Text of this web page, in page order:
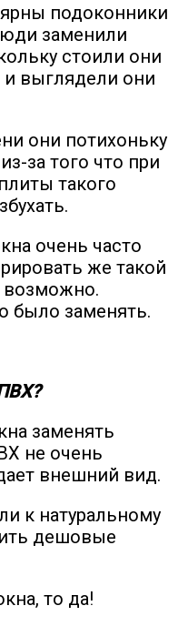
подоконники
заменили
стоили они
выглядели они
они потихоньку
за того что при
такого
очень часто
же такой
возможно.
было заменять.
заменять
не очень
внешний вид.
к натуральному
дешовые
то да!